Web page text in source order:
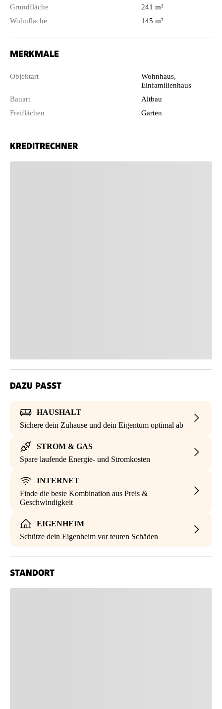
Grundfläche
241 m²
Wohnfläche
145 m²
MERKMALE
Objektart
Wohnhaus,
Einfamilienhaus
Bauart
Altbau
Freiflächen
Garten
KREDITRECHNER
DAZU PASST
HAUSHALT
Sichere dein Zuhause und dein Eigentum optimal ab
STROM & GAS
Spare laufende Energie- und Stromkosten
INTERNET
Finde die beste Kombination aus Preis &
Geschwindigkeit
EIGENHEIM
Schütze dein Eigenheim vor teuren Schäden
STANDORT